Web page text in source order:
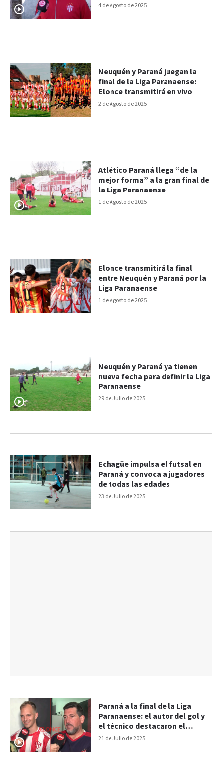
4 de Agosto de 2025
2 de Agosto de 2025
Neuquén y Paraná juegan la
final de la Liga Paranaense:
Elonce transmitirá en vivo
1 de Agosto de 2025
Atlético Paraná llega “de la
mejor forma” a la gran final de
la Liga Paranaense
1 de Agosto de 2025
Elonce transmitirá la final
entre Neuquén y Paraná por la
Liga Paranaense
29 de Julio de 2025
Neuquén y Paraná ya tienen
nueva fecha para definir la Liga
Paranaense
23 de Julio de 2025
Echagüe impulsa el futsal en
Paraná y convoca a jugadores
de todas las edades
21 de Julio de 2025
Paraná a la final de la Liga
Paranaense: el autor del gol y
el técnico destacaron el
“esfuerzo del equipo”